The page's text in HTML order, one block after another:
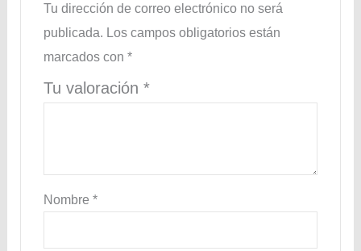
Tu dirección de correo electrónico no será
publicada. Los campos obligatorios están
marcados con *
Tu valoración *
Nombre *